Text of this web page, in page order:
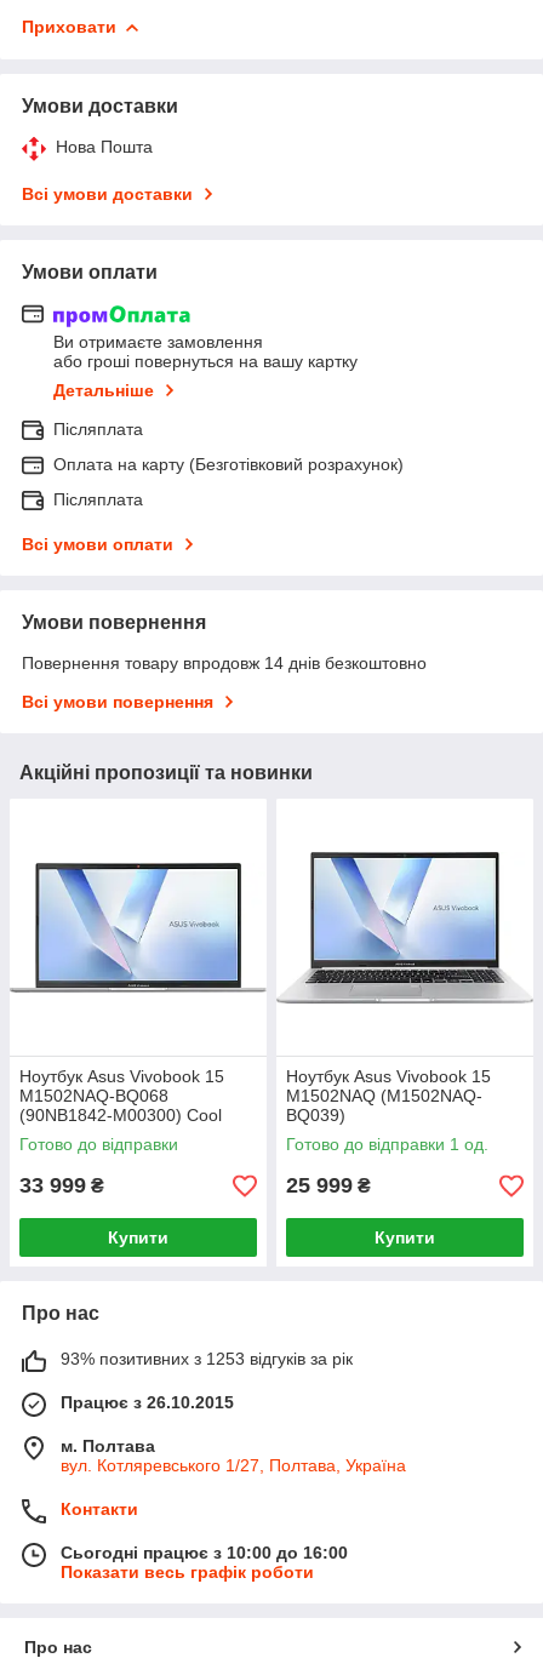
Приховати
Умови доставки
Нова Пошта
Всі умови доставки
Умови оплати
Ви отримаєте замовлення
або гроші повернуться на вашу картку
Детальніше
Післяплата
Оплата на карту (Безготівковий розрахунок)
Післяплата
Всі умови оплати
Умови повернення
Повернення товару впродовж 14 днів безкоштовно
Всі умови повернення
Акційні пропозиції та новинки
Ноутбук Asus Vivobook 15
M1502NAQ-BQ068
(90NB1842-M00300) Cool
Silver
Готово до відправки
33 999 ₴
Купити
Ноутбук Asus Vivobook 15
M1502NAQ (M1502NAQ-
BQ039)
Готово до відправки 1 од.
25 999 ₴
Купити
Про нас
93% позитивних з 1253 відгуків за рік
Працює з 26.10.2015
м. Полтава
вул. Котляревського 1/27, Полтава, Україна
Контакти
Сьогодні працює з 10:00 до 16:00
Показати весь графік роботи
Про нас